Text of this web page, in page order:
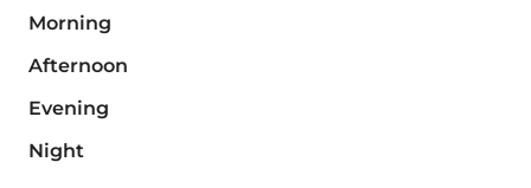
Morning
Afternoon
Evening
Night